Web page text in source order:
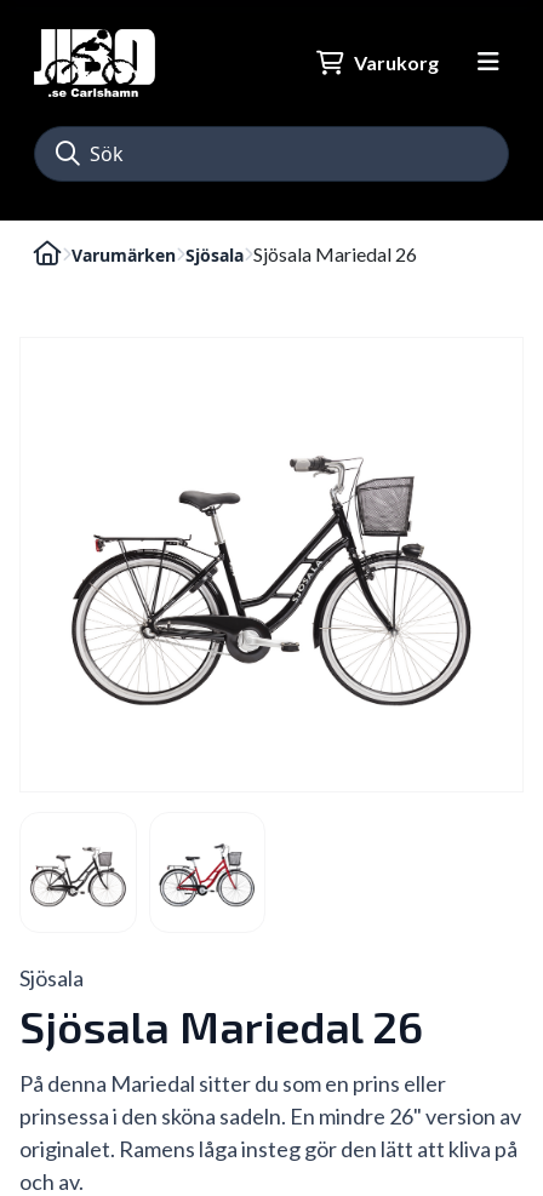
Varukorg
Varumärken Sjösala Sjösala Mariedal 26
Sjösala
Sjösala Mariedal 26
På denna Mariedal sitter du som en prins eller
prinsessa i den sköna sadeln. En mindre 26" version av
originalet. Ramens låga insteg gör den lätt att kliva på
och av.